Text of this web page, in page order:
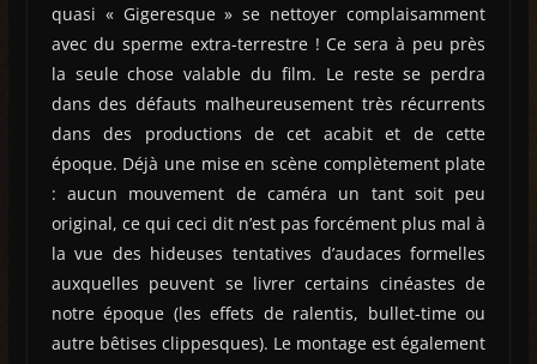
quasi « Gigeresque » se nettoyer complaisamment
avec du sperme extra-terrestre ! Ce sera à peu près
la seule chose valable du film. Le reste se perdra
dans des défauts malheureusement très récurrents
dans des productions de cet acabit et de cette
époque. Déjà une mise en scène complètement plate
: aucun mouvement de caméra un tant soit peu
original, ce qui ceci dit n’est pas forcément plus mal à
la vue des hideuses tentatives d’audaces formelles
auxquelles peuvent se livrer certains cinéastes de
notre époque (les effets de ralentis, bullet-time ou
autre bêtises clippesques). Le montage est également